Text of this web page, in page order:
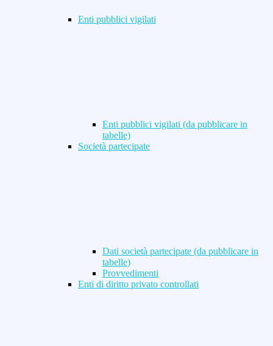
Enti pubblici vigilati
Enti pubblici vigilati (da pubblicare in
tabelle)
Società partecipate
Dati società partecipate (da pubblicare in
tabelle)
Provvedimenti
Enti di diritto privato controllati